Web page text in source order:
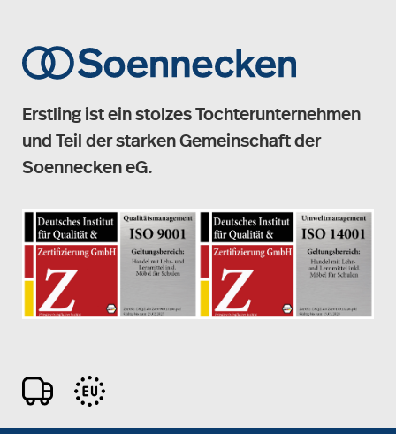
Erstling ist ein stolzes Tochterunternehmen
und Teil der starken Gemeinschaft der
Soennecken eG.